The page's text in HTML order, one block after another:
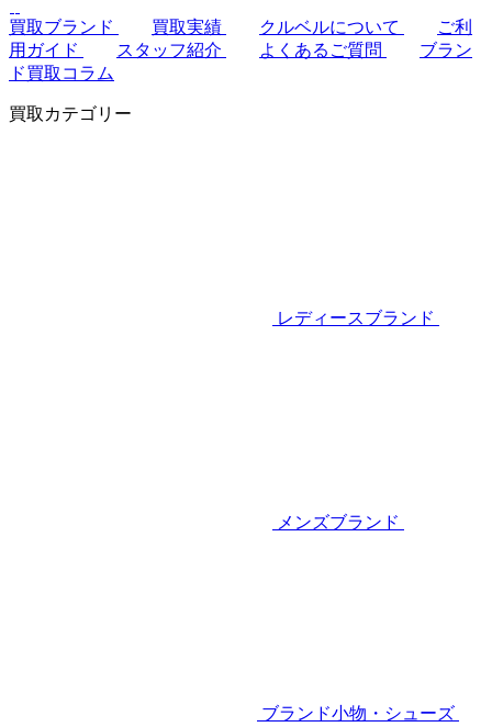
買取ブランド 買取実績 クルベルについて
ご利
用ガイド
スタッフ紹介 よくあるご質問
ブラン
ド買取コラム
買取カテゴリー
レディースブランド
メンズブランド
ブランド小物・シューズ